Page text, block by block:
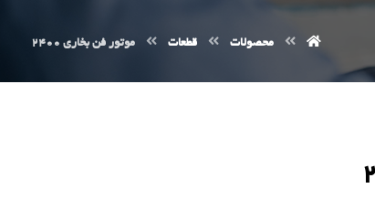
محصولات قطعات موتور فن بخاری 2400